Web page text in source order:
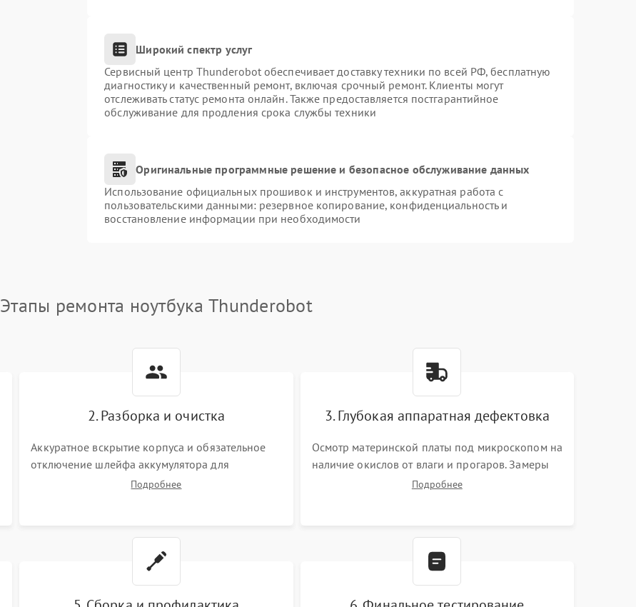
Широкий спектр услуг
Сервисный центр Thunderobot обеспечивает доставку техники по всей РФ, бесплатную
диагностику и качественный ремонт, включая срочный ремонт. Клиенты могут
отслеживать статус ремонта онлайн. Также предоставляется постгарантийное
обслуживание для продления срока службы техники
Оригинальные программные решение и безопасное обслуживание данных
Использование официальных прошивок и инструментов, аккуратная работа с
пользовательскими данными: резервное копирование, конфиденциальность и
восстановление информации при необходимости
Этапы ремонта ноутбука Thunderobot
2. Разборка и очистка
Аккуратное вскрытие корпуса и обязательное
отключение шлейфа аккумулятора для
обесточивания платы. Демонтаж системы
Подробнее
3. Глубокая аппаратная дефектовка
Осмотр материнской платы под микроскопом на
наличие окислов от влаги и прогаров. Замеры
сопротивлений и дежурных напряжений.
Подробнее